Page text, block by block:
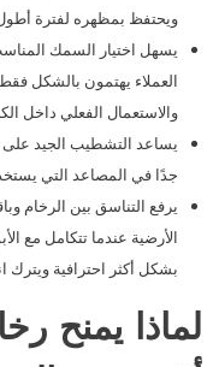
ويحتفظ بمظهره لفترة
يسهل اختيار السمك
العملاء يهتمون بالشكل
والاستعمال الفعلي داخل
يساعد التشطيب الجيد على
جدًا في المصاعد التي
يرفع التناسق بين الرخام
الأرضية عندما تتكامل مع
بشكل أكثر احترافية
لماذا يمنح